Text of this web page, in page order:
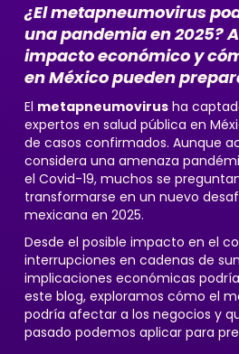
¿El metapneumovirus
una pandemia en 2025?
impacto económico y
en México pueden
El metapneumovirusha
expertos en salud pública en
de casos confirmados. Aunque
considera una amenaza
el Covid-19, muchos se
transformarse en un nuevo
mexicana en 2025.
Desde el posible impacto en el
interrupciones en cadenas de
implicaciones económicas
este blog, exploramos cómo el
podría afectar a los negocios y
pasado podemos aplicar para